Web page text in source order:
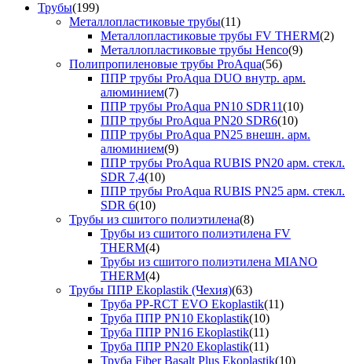
Трубы(199)
Металлопластиковые трубы(11)
Металлопластиковые трубы FV THERM(2)
Металлопластиковые трубы Henco(9)
Полипропиленовые трубы ProAqua(56)
ППР трубы ProAqua DUO внутр. арм.
алюминием(7)
ППР трубы ProAqua PN10 SDR11(10)
ППР трубы ProAqua PN20 SDR6(10)
ППР трубы ProAqua PN25 внешн. арм.
алюминием(9)
ППР трубы ProAqua RUBIS PN20 арм. стекл.
SDR 7,4(10)
ППР трубы ProAqua RUBIS PN25 арм. стекл.
SDR 6(10)
Трубы из сшитого полиэтилена(8)
Трубы из сшитого полиэтилена FV
THERM(4)
Трубы из сшитого полиэтилена MIANO
THERM(4)
Трубы ППР Ekoplastik (Чехия)(63)
Труба PP-RCT EVO Ekoplastik(11)
Труба ППР PN10 Ekoplastik(10)
Труба ППР PN16 Ekoplastik(11)
Труба ППР PN20 Ekoplastik(11)
Труба Fiber Basalt Plus Ekoplastik(10)